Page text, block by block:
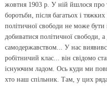
жовтня 1903 р. У ній йшлося про
боротьби, після багатьох і
політичної свободи не може
добиватися політичної свободи,
самодержавством... У нас
робітничий клас... він свідомо
існуючим ладом. Ось куди ми
хто наш спільник. Там, у цих